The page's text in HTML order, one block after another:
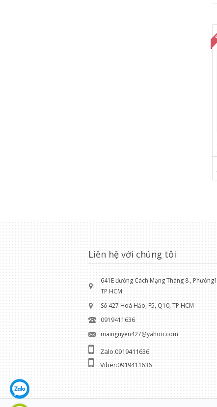
Liên hệ với chúng tôi
641E đường Cách Mạng Tháng 8 ,
TP HCM
Số 427 Hoà Hảo, F5, Q10, TP HCM
0919411636
mainguyen427@yahoo.com
Zalo:0919411636
Viber:0919411636